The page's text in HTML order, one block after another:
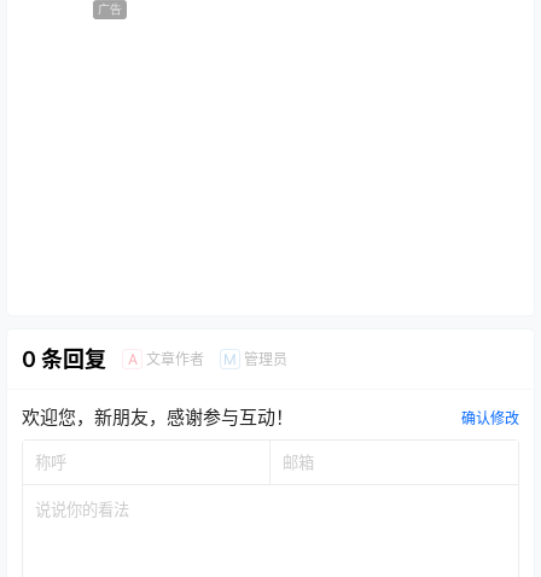
广告
0 条回复 A 文章作者 M 管理员
欢迎您，新朋友，感谢参与互动！ 确认修改